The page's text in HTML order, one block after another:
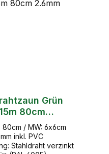
Grün
80cm
80cm / MW: 6x6cm
inkl. PVC
Stahldraht verzinkt